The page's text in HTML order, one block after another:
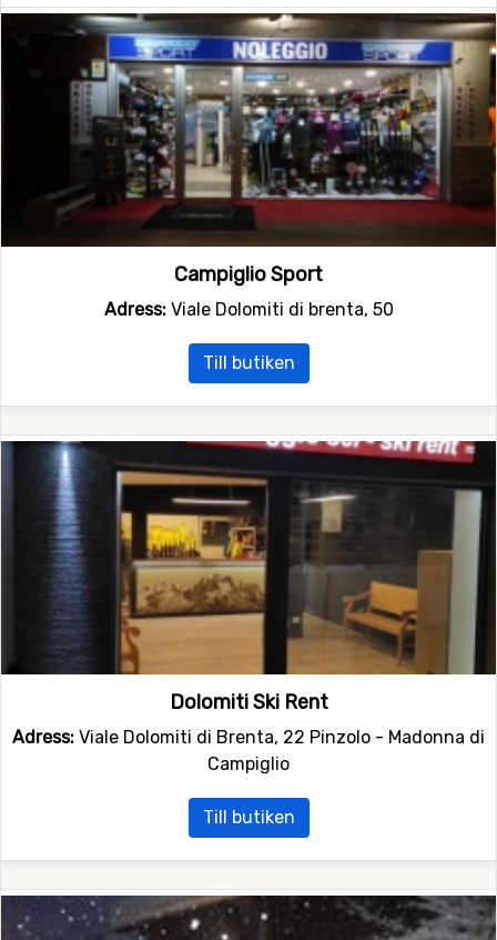
Campiglio Sport
Adress:Viale Dolomiti di brenta, 50
Till butiken
Dolomiti Ski Rent
Adress: Viale Dolomiti di Brenta, 22 Pinzolo - Madonna di
Campiglio
Till butiken